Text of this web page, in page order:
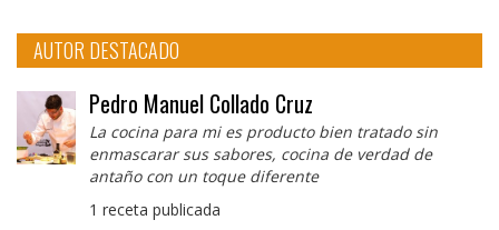
AUTOR DESTACADO
Pedro Manuel Collado Cruz
La cocina para mi es producto bien tratado sin
enmascarar sus sabores, cocina de verdad de
antaño con un toque diferente
1 receta publicada